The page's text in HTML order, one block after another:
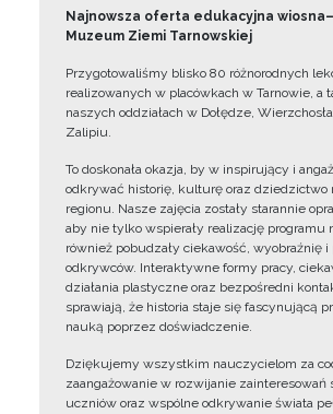
Najnowsza oferta edukacyjna
Muzeum Ziemi Tarnowskiej
Przygotowaliśmy blisko 80 różnorodnych
realizowanych w placówkach w Tarnowie, a
naszych oddziałach w Dołędze,
Zalipiu.
To doskonała okazja, by w inspirujący i
odkrywać historię, kulturę oraz dziedzictwo
regionu. Nasze zajęcia zostały starannie
aby nie tylko wspierały realizację programu
również pobudzały ciekawość, wyobraźnię i
odkrywców. Interaktywne formy pracy,
działania plastyczne oraz bezpośredni
sprawiają, że historia staje się fascynującą
nauką poprzez doświadczenie.
Dziękujemy wszystkim nauczycielom za
zaangażowanie w rozwijanie zainteresowań
uczniów oraz wspólne odkrywanie świata